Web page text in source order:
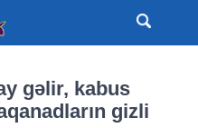
gəlir, kabus
gizli